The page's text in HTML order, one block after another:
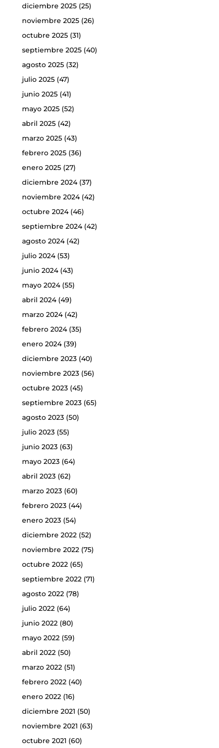
diciembre 2025(25)
noviembre 2025(26)
octubre 2025(31)
septiembre 2025(40)
agosto 2025(32)
julio 2025(47)
junio 2025(41)
mayo 2025(52)
abril 2025(42)
marzo 2025(43)
febrero 2025(36)
enero 2025(27)
diciembre 2024(37)
noviembre 2024(42)
octubre 2024(46)
septiembre 2024(42)
agosto 2024(42)
julio 2024(53)
junio 2024(43)
mayo 2024(55)
abril 2024(49)
marzo 2024(42)
febrero 2024(35)
enero 2024(39)
diciembre 2023(40)
noviembre 2023(56)
octubre 2023(45)
septiembre 2023(65)
agosto 2023(50)
julio 2023(55)
junio 2023(63)
mayo 2023(64)
abril 2023(62)
marzo 2023(60)
febrero 2023(44)
enero 2023(54)
diciembre 2022(52)
noviembre 2022(75)
octubre 2022(65)
septiembre 2022(71)
agosto 2022(78)
julio 2022(64)
junio 2022(80)
mayo 2022(59)
abril 2022(50)
marzo 2022(51)
febrero 2022(40)
enero 2022(16)
diciembre 2021 (50)
noviembre 2021 (63)
octubre 2021 (60)